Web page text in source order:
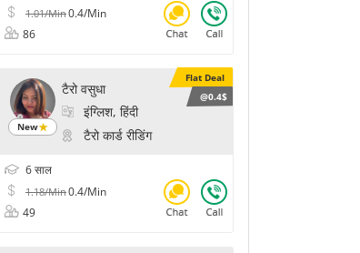
1.01/Min0.4/Min
86
के मंत्र, चक्र हीलिंग, कर्मिक हीलिंग
Flat Deal
@0.4$
New
टैरो वसुधा
इंग्लिश, हिंदी
टैरो कार्ड रीडिंग
6 साल
1.18/Min0.4/Min
49